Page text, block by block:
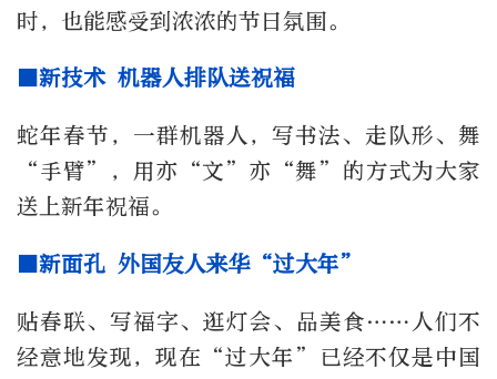
时，也能感受到浓浓的节日氛围。
■新技术 机器人排队送祝福
蛇年春节，一群机器人，写书法、走队形、舞
“手臂”，用亦“文”亦“舞”的方式为大家
送上新年祝福。
■新面孔 外国友人来华“过大年”
贴春联、写福字、逛灯会、品美食……人们不
经意地发现，现在“过大年”已经不仅是中国